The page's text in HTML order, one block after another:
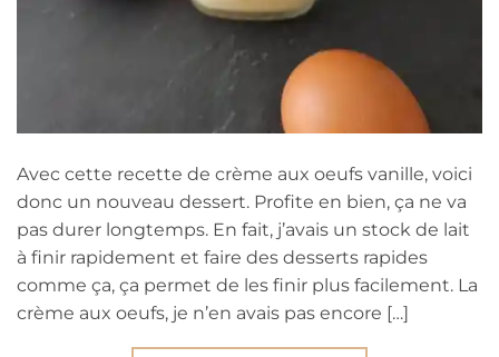
Avec cette recette de crème aux oeufs vanille, voici
donc un nouveau dessert. Profite en bien, ça ne va
pas durer longtemps. En fait, j’avais un stock de lait
à finir rapidement et faire des desserts rapides
comme ça, ça permet de les finir plus facilement. La
crème aux oeufs, je n’en avais pas encore […]